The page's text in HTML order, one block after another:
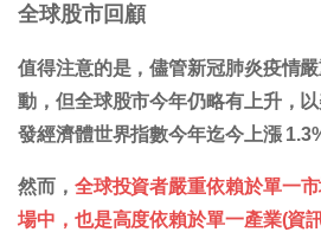
全球股市回顧
值得注意的是，儘管新冠肺炎疫情
動，但全球股市今年仍略有上升，
發經濟體世界指數今年迄今上漲
然而， 全球投資者嚴重依賴於單一
場中，也是高度依賴於單一產業(資